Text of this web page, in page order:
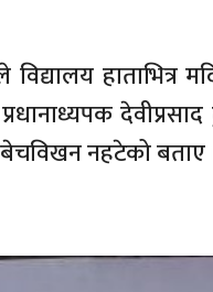
हाताभित्र
बेचविखन नहटेको बताए